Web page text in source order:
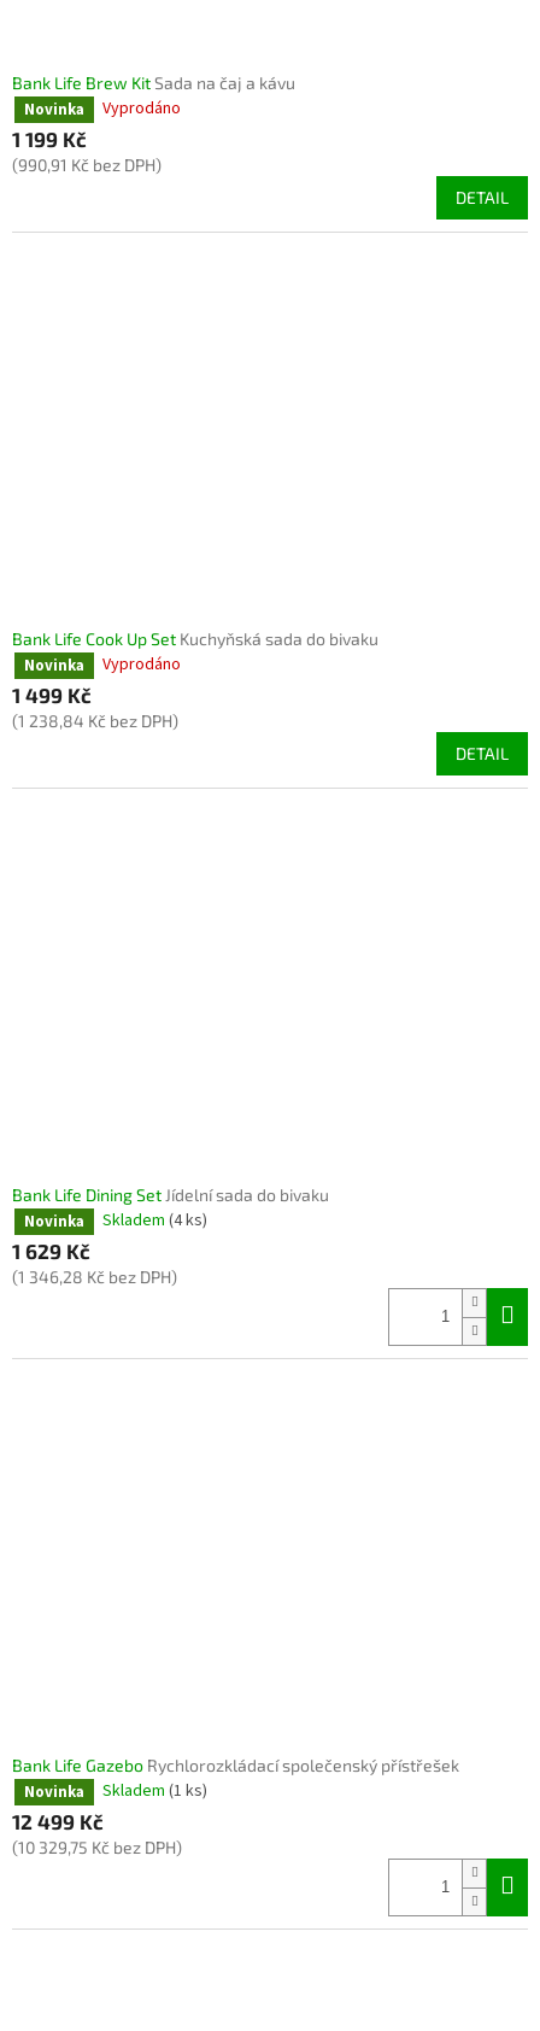
Bank Life Brew KitSada na čaj a kávu
Novinka
Vyprodáno
1 199 Kč
(990,91 Kč bez DPH)
DETAIL
Bank Life Cook Up Set Kuchyňská sada do bivaku
Novinka
Vyprodáno
1 499 Kč
(1 238,84 Kč bez DPH)
DETAIL
Bank Life Dining Set Jídelní sada do bivaku
Novinka Skladem (4 ks)
1 629 Kč
(1 346,28 Kč bez DPH)
Bank Life Gazebo Rychlorozkládací společenský přístřešek
Novinka Skladem (1 ks)
12 499 Kč
(10 329,75 Kč bez DPH)